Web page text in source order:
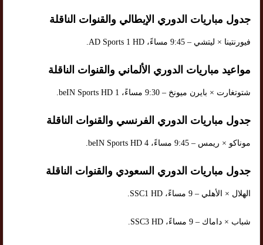
جدول مباريات الدوري الإيطالي والقنوات الناقلة
فيورنتينا × ليتشي – 9:45 مساءً، AD Sports 1 HD.
مواعيد مباريات الدوري الألماني والقنوات الناقلة
شتوتغارت × بايرن ميونخ – 9:30 مساءً، beIN Sports HD 1.
جدول مباريات الدوري الفرنسي والقنوات الناقلة
موناكو × ريمس – 9:45 مساءً، beIN Sports HD 4.
جدول مباريات الدوري السعودي والقنوات الناقلة
الهلال × الأهلي – 9 مساءً، SSC1 HD.
شباب × داماك – 9 مساءً، SSC3 HD.